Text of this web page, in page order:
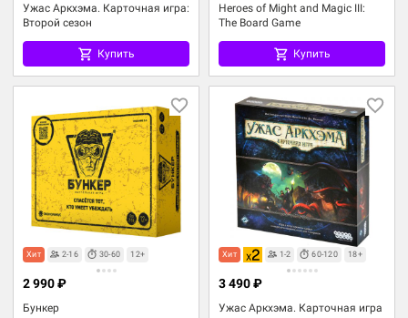
Ужас Аркхэма. Карточная игра:
Второй сезон
Купить
Heroes of Might and Magic III:
The Board Game
Купить
Хит 2-16 30-60 12+
Бункер
2 990 ₽
Хит 1-2 60-120 18+
Ужас Аркхэма. Карточная игра
3 490 ₽